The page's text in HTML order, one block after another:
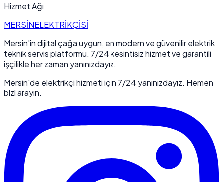
Hizmet Ağı
MERSİNELEKTRİKÇİSİ
Mersin'in dijital çağa uygun, en modern ve güvenilir elektrik
teknik servis platformu. 7/24 kesintisiz hizmet ve garantili
işçilikle her zaman yanınızdayız.
Mersin'de elektrikçi hizmeti için 7/24 yanınızdayız. Hemen
bizi arayın.